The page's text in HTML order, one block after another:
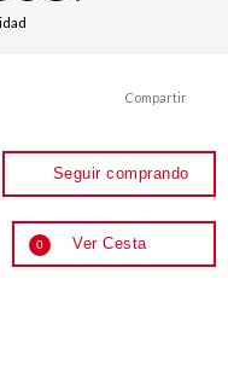
Seguir comprando
0 Ver Cesta
Compartir